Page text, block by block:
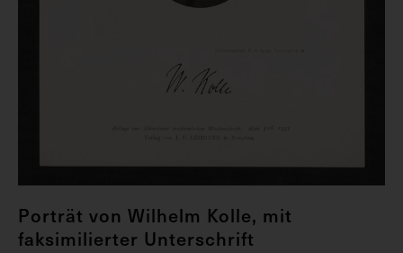
Porträt von Wilhelm Kolle, mit
faksimilierter Unterschrift